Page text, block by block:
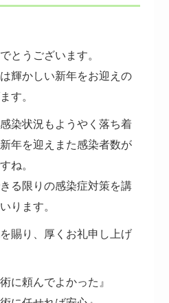
とうございます。
輝かしい新年をお迎えの
す。
染状況もようやく落ち着
年を迎えまた感染者数が
ね。
る限りの感染症対策を講
ります。
賜り、厚くお礼申し上げ
に頼んでよかった』